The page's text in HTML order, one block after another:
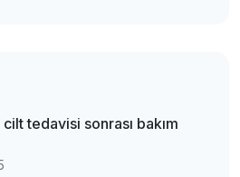
tedavisi sonrası bakım